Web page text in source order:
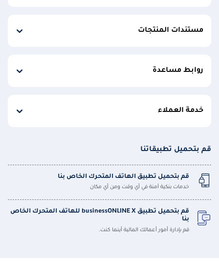
مستندات المنتجات
روابط مساعدة
خدمة العملاء
قم بتحميل تطبيقاتنا
قم بتحميل تطبيق الهاتف المتحرك الخاص بنا
خدمات بنكية آمنة في أي وقت ومن أي مكان
قم بتحميل تطبيق businessONLINE X للهاتف المتحرك الخاص
بنا
قم بإدارة أمور أعمالك المالية أينما كنت.